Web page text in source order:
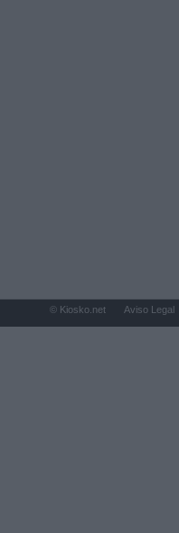
© Kiosko.net Aviso Legal